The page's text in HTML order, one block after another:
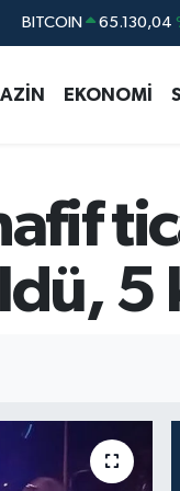
DOLAR 47,7106
STERLİN 64,4046
EKONOMİ